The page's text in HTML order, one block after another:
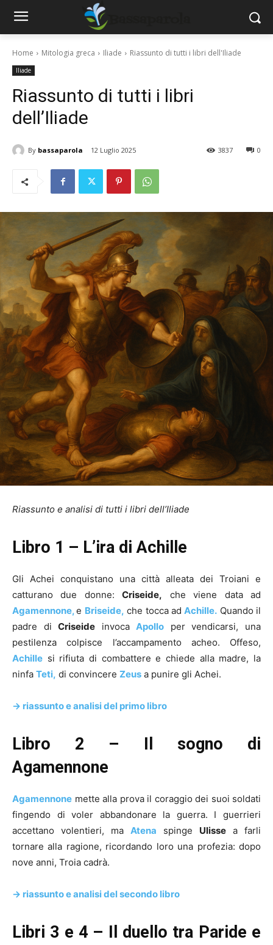
Home Mitologia greca Iliade Riassunto di tutti i libri dell'Iliade
Iliade
Riassunto di tutti i libri
dell’Iliade
By bassaparola 12 Luglio 2025 0
3837
Riassunto e analisi di tutti i libri dell’Iliade
Libro 1 – L’ira di Achille
Gli Achei conquistano una città alleata dei Troiani e
catturano due donne:Criseide, che viene data ad
Agamennone,e Briseide, che tocca adAchille. Quando il
padre diCriseide invocaApollo
per vendicarsi, una
pestilenza colpisce l’accampamento acheo. Offeso,
Achille si rifiuta di combattere e chiede alla madre, la
ninfa Teti, di convincere Zeus a punire gli Achei.
-> riassunto e analisi del primo libro
Libro 2 – Il sogno di
Agamennone
Agamennone mette alla prova il coraggio dei suoi soldati
fingendo di voler abbandonare la guerra. I guerrieri
accettano volentieri, ma Atena spinge Ulisse a farli
tornare alla ragione, ricordando loro una profezia: dopo
nove anni, Troia cadrà.
-> riassunto e analisi del secondo libro
Libri 3 e 4 – Il duello tra Paride e